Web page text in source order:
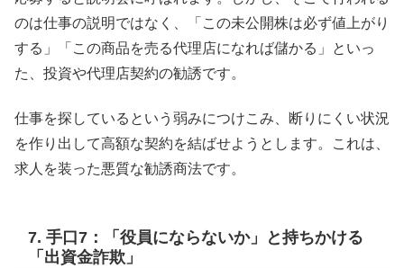
のは仕事の説明ではなく、「この未公開株は必ず値上がり
する」「この商品を売る代理店になれば儲かる」といっ
た、投資や代理店契約の勧誘です。
仕事を探しているという弱みにつけこみ、断りにくい状況
を作り出して高額な契約を結ばせようとします。これは、
求人を装った悪質な勧誘商法です。
7. 手口7：「役員にならないか」と持ちかける
「出資金詐欺」